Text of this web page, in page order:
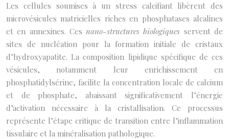
Les cellules soumises à un stress calcifiant libèrent des
microvésicules matricielles riches en phosphatases alcalines
et en annexines. Cesnano-structures biologiques servent de
sites de nucléation pour la formation initiale de cristaux
d’hydroxyapatite. La composition lipidique spécifique de ces
vésicules, notamment leur enrichissement en
phosphatidylsérine, facilite la concentration locale de calcium
et de phosphate, abaissant significativement l’énergie
d’activation nécessaire à la cristallisation. Ce processus
représente l’étape critique de transition entre l’inflammation
tissulaire et la minéralisation pathologique.